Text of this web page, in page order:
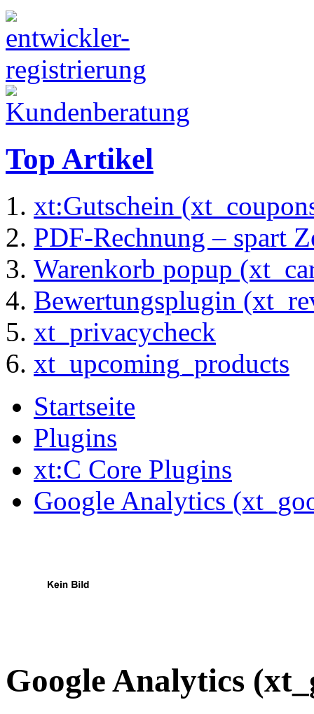
Top Artikel
xt:Gutschein
PDF-Rechnung – spart
Warenkorb popup
Bewertungsplugin
xt_privacycheck
xt_upcoming_products
Startseite
Plugins
xt:C Core Plugins
Google Analytics
Google Analytics